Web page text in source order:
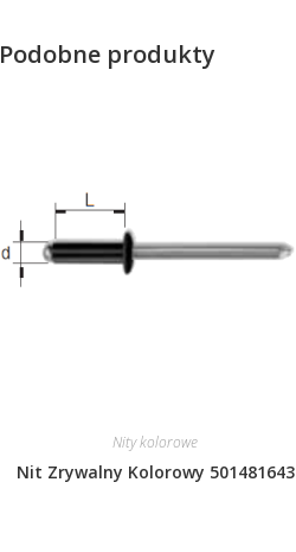
Podobne produkty
Nity kolorowe
Nit Zrywalny Kolorowy 501481643